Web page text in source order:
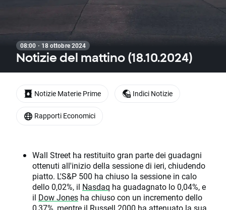
08:00 · 18 ottobre 2024
Notizie del mattino (18.10.2024)
Wall Street ha restituito gran parte dei guadagni
ottenuti all'inizio della sessione di ieri, chiudendo
piatto. L'S&P 500 ha chiuso la sessione in calo
dello 0,02%, il Nasdaq ha guadagnato lo 0,04%, e
il Dow Jones ha chiuso con un incremento dello
0,37%, mentre il Russell 2000 ha attenuato la sua
Notizie Materie Prime Indici Notizie
Rapporti Economici